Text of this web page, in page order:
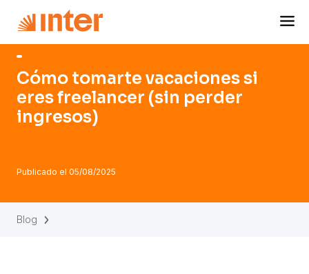
Cómo tomarte vacaciones si
eres freelancer (sin perder
ingresos)
Publicado el 05/08/2025
Blog
Navigated to Cómo tomarte vacaciones si eres freelancer